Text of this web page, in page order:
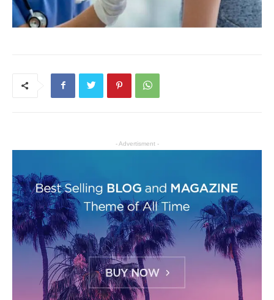
- Advertisment -